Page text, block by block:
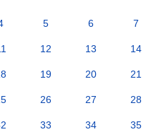
5 6 7
12 13 14
19 20 21
26 27 28
33 34 35